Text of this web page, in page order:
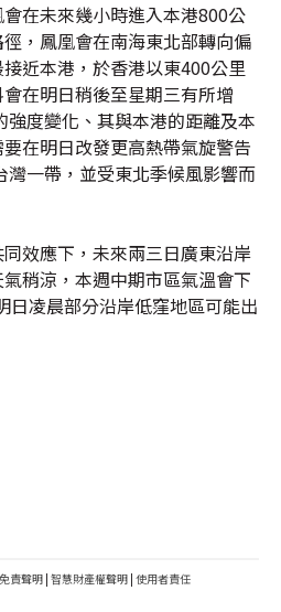
在未來幾小時進入本港800公
，鳳凰會在南海東北部轉向偏
近本港，於香港以東400公里
在明日稍後至星期三有所增
強度變化、其與本港的距離及本
在明日改發更高熱帶氣旋警告
灣一帶，並受東北季候風影響而
效應下，未來兩三日廣東沿岸
稍涼，本週中期市區氣溫會下
日凌晨部分沿岸低窪地區可能出
責聲明 | 智慧財產權聲明 | 使用者責任